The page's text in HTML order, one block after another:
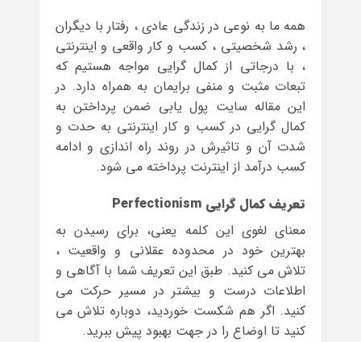
همه ما به نوعی در زندگی عادی ، رفتار با دیگران
، رشد شخصیتی ، کسب و کار واقعی و اینترنتی
، با درجاتی از کمال گرایی مواجه هستیم که
تبعات مثبت و منفی برایمان به همراه دارد. در
این مقاله سایت پول یابی ضمن پرداختن به
کمال گرایی در کسب و کار اینترنتی به حدت و
شدت آن و تاثیرش در روند راه اندازی و ادامه
کسب درآمد از اینترنت پرداخته می شود.
تعریف کمال گرایی Perfectionism
معنای لغوی این کلمه یعنی، برای رسیدن به
بهترین خود در محدوده عقلانی و واقعیت ،
تلاش می کنید. طبق این تعریف شما با آگاهی و
اطلاعات درست و بیشتر در مسیر حرکت می
کنید. اگر هم شکست خوردید، دوباره تلاش می
کنید تا اوضاع را در جهت بهبود پیش ببرید.